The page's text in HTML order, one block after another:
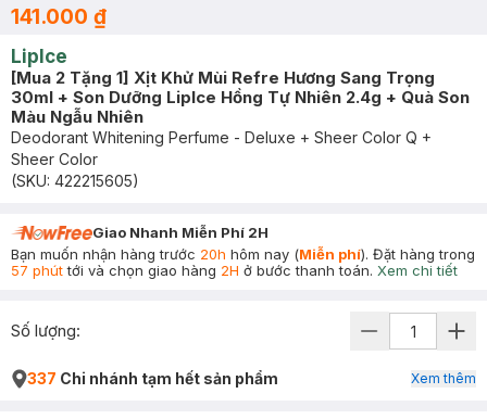
141.000 ₫
LipIce
[Mua 2 Tặng 1] Xịt Khử Mùi Refre Hương Sang Trọng
30ml + Son Dưỡng LipIce Hồng Tự Nhiên 2.4g + Quà Son
Màu Ngẫu Nhiên
Deodorant Whitening Perfume - Deluxe + Sheer Color Q +
Sheer Color
(SKU: 422215605)
Giao Nhanh Miễn Phí 2H
Bạn muốn nhận hàng trước 20h hôm nay (Miễn phí). Đặt hàng trong
57 phúttới và chọn giao hàng 2H ở bước thanh toán. Xem chi tiết
Số lượng:
337 Chi nhánh tạm hết sản phẩm Xem thêm